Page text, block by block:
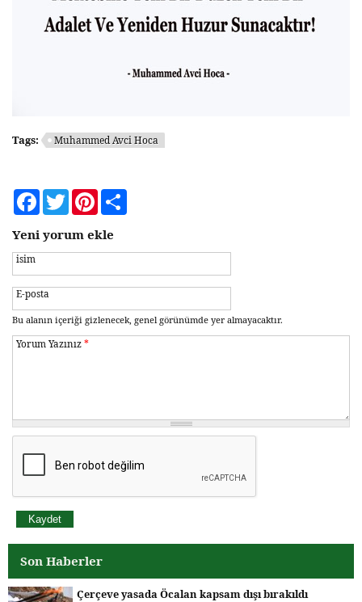
Tags: Muhammed Avci Hoca
FacebookTwitterPinterest
Yeni yorum ekle
isim
E-posta
Bu alanın içeriği gizlenecek, genel görünümde yer almayacaktır.
Yorum Yazınız*
Son Haberler
Çerçeve yasada Öcalan kapsam dışı bırakıldı